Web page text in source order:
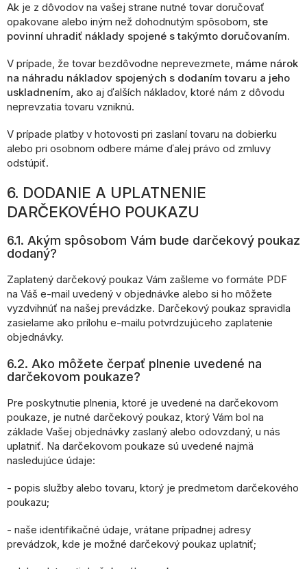
Ak je z dôvodov na vašej strane nutné tovar doručovať
opakovane alebo iným než dohodnutým spôsobom, ste
povinní uhradiť náklady spojené s takýmto doručovaním.
V prípade, že tovar bezdôvodne neprevezmete, máme nárok
na náhradu nákladov spojených s dodaním tovaru a jeho
uskladnením, ako aj ďalších nákladov, ktoré nám z dôvodu
neprevzatia tovaru vzniknú.
V prípade platby v hotovosti pri zaslaní tovaru na dobierku
alebo pri osobnom odbere máme ďalej právo od zmluvy
odstúpiť.
6. DODANIE A UPLATNENIE
DARČEKOVÉHO POUKAZU
6.1. Akým spôsobom Vám bude darčekový poukaz
dodaný?
Zaplatený darčekový poukaz Vám zašleme vo formáte PDF
na Váš e-mail uvedený v objednávke alebo si ho môžete
vyzdvihnúť na našej prevádzke. Darčekový poukaz spravidla
zasielame ako prílohu e-mailu potvrdzujúceho zaplatenie
objednávky.
6.2. Ako môžete čerpať plnenie uvedené na
darčekovom poukaze?
Pre poskytnutie plnenia, ktoré je uvedené na darčekovom
poukaze, je nutné darčekový poukaz, ktorý Vám bol na
základe Vašej objednávky zaslaný alebo odovzdaný, u nás
uplatniť. Na darčekovom poukaze sú uvedené najmä
nasledujúce údaje:
- popis služby alebo tovaru, ktorý je predmetom darčekového
poukazu;
- naše identifikačné údaje, vrátane prípadnej adresy
prevádzok, kde je možné darčekový poukaz uplatniť;